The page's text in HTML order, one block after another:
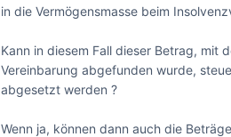
in die Vermögensmasse beim
Kann in diesem Fall dieser Betrag, mit
Vereinbarung abgefunden wurde,
abgesetzt werden ?
Wenn ja, können dann auch die